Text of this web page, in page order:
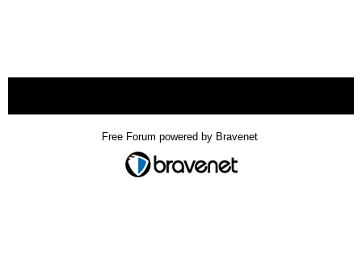
Free Forum powered by Bravenet